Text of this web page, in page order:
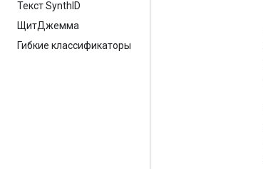
Текст SynthID
ЩитДжемма
Гибкие классификаторы